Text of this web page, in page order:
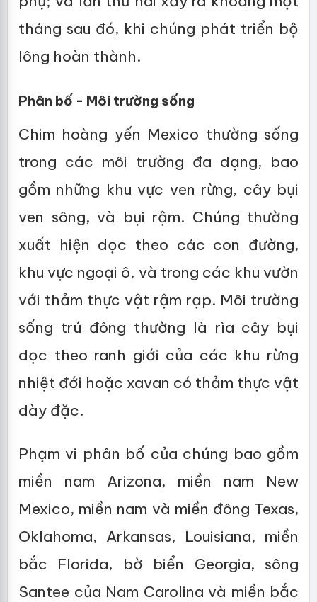
tháng sau đó, khi chúng phát triển bộ
lông hoàn thành.
Phân bố - Môi trường sống
Chim hoàng yến Mexico thường sống
trong các môi trường đa dạng, bao
gồm những khu vực ven rừng, cây bụi
ven sông, và bụi rậm. Chúng thường
xuất hiện dọc theo các con đường,
khu vực ngoại ô, và trong các khu vườn
với thảm thực vật rậm rạp. Môi trường
sống trú đông thường là rìa cây bụi
dọc theo ranh giới của các khu rừng
nhiệt đới hoặc xavan có thảm thực vật
dày đặc.
Phạm vi phân bố của chúng bao gồm
miền nam Arizona, miền nam New
Mexico, miền nam và miền đông Texas,
Oklahoma, Arkansas, Louisiana, miền
bắc Florida, bờ biển Georgia, sông
Santee của Nam Carolina và miền bắc